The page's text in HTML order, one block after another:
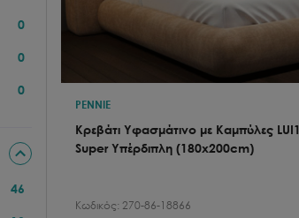
0
0
0
46
PENNIE
Κρεβάτι Υφασμάτινο με Καμπύλες LUI1
Super Υπέρδιπλη (180x200cm)
Κωδικός: 270-86-18866